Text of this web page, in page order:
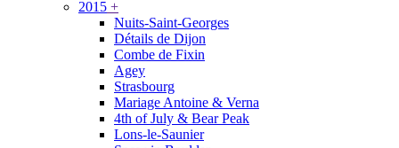
2015 +
Nuits-Saint-Georges
Détails de Dijon
Combe de Fixin
Agey
Strasbourg
Mariage Antoine & Verna
4th of July & Bear Peak
Lons-le-Saunier